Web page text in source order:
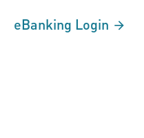
eBanking Login